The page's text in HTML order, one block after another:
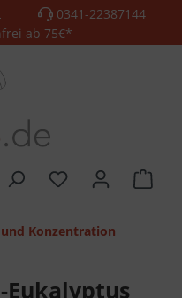
0341-22387144
ab 75€*
und Konzentration
Eukalyptus